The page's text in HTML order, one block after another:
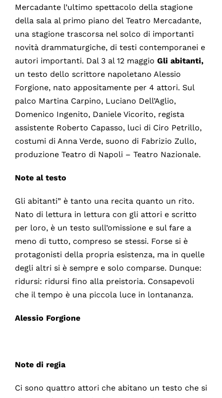
Mercadante l’ultimo spettacolo della stagione
della sala al primo piano del Teatro Mercadante,
una stagione trascorsa nel solco di importanti
novità drammaturgiche, di testi contemporanei e
autori importanti. Dal 3 al 12 maggio Gli abitanti,
un testo dello scrittore napoletano Alessio
Forgione, nato appositamente per 4 attori. Sul
palco Martina Carpino, Luciano Dell’Aglio,
Domenico Ingenito, Daniele Vicorito, regista
assistente Roberto Capasso, luci di Ciro Petrillo,
costumi di Anna Verde, suono di Fabrizio Zullo,
produzione Teatro di Napoli – Teatro Nazionale.
Note al testo
Gli abitanti” è tanto una recita quanto un rito.
Nato di lettura in lettura con gli attori e scritto
per loro, è un testo sull’omissione e sul fare a
meno di tutto, compreso se stessi. Forse si è
protagonisti della propria esistenza, ma in quelle
degli altri si è sempre e solo comparse. Dunque:
ridursi: ridursi fino alla preistoria. Consapevoli
che il tempo è una piccola luce in lontananza.
Alessio Forgione
Note di regia
Ci sono quattro attori che abitano un testo che si